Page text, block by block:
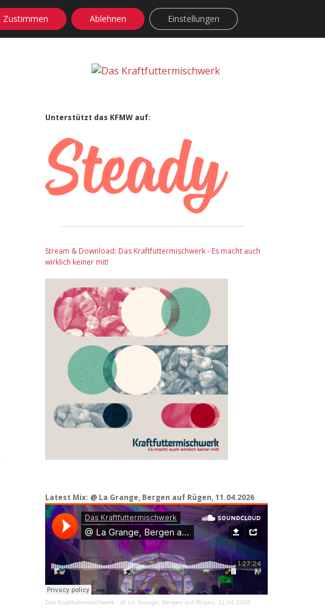
facebook
instagram
rss soundcloud
vimeoBluesky
Sidebar
Unterstützt das KFMW auf:
Stream & Download: Das Kraftfuttermischwerk - Es macht auch
wirklich keiner mit!
Latest Mix: @ La Grange, Bergen auf Rügen, 11.04.2026
Das Kraftfuttermischwerk · @ La Grange, Bergen auf Rügen, 11.04.2026
Zustimmen Ablehnen Einstellungen